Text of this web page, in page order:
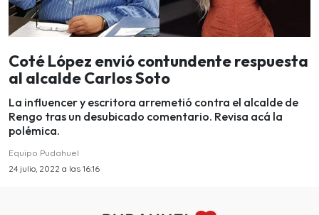
Coté López envió contundente respuesta
al alcalde Carlos Soto
La influencer y escritora arremetió contra el alcalde de
Rengo tras un desubicado comentario. Revisa acá la
polémica.
Equipo Pudahuel
24 julio, 2022 a las 16:16